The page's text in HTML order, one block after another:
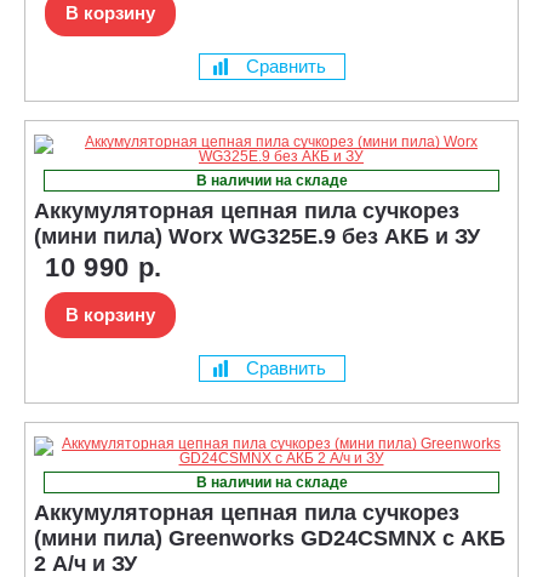
В корзину
Сравнить
В наличии на складе
Аккумуляторная цепная пила сучкорез
(мини пила) Worx WG325E.9 без АКБ и ЗУ
10 990 р.
В корзину
Сравнить
В наличии на складе
Аккумуляторная цепная пила сучкорез
(мини пила) Greenworks GD24CSMNX с АКБ
2 А/ч и ЗУ